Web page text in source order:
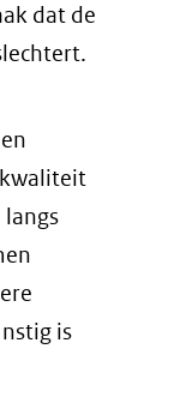
dat de
is